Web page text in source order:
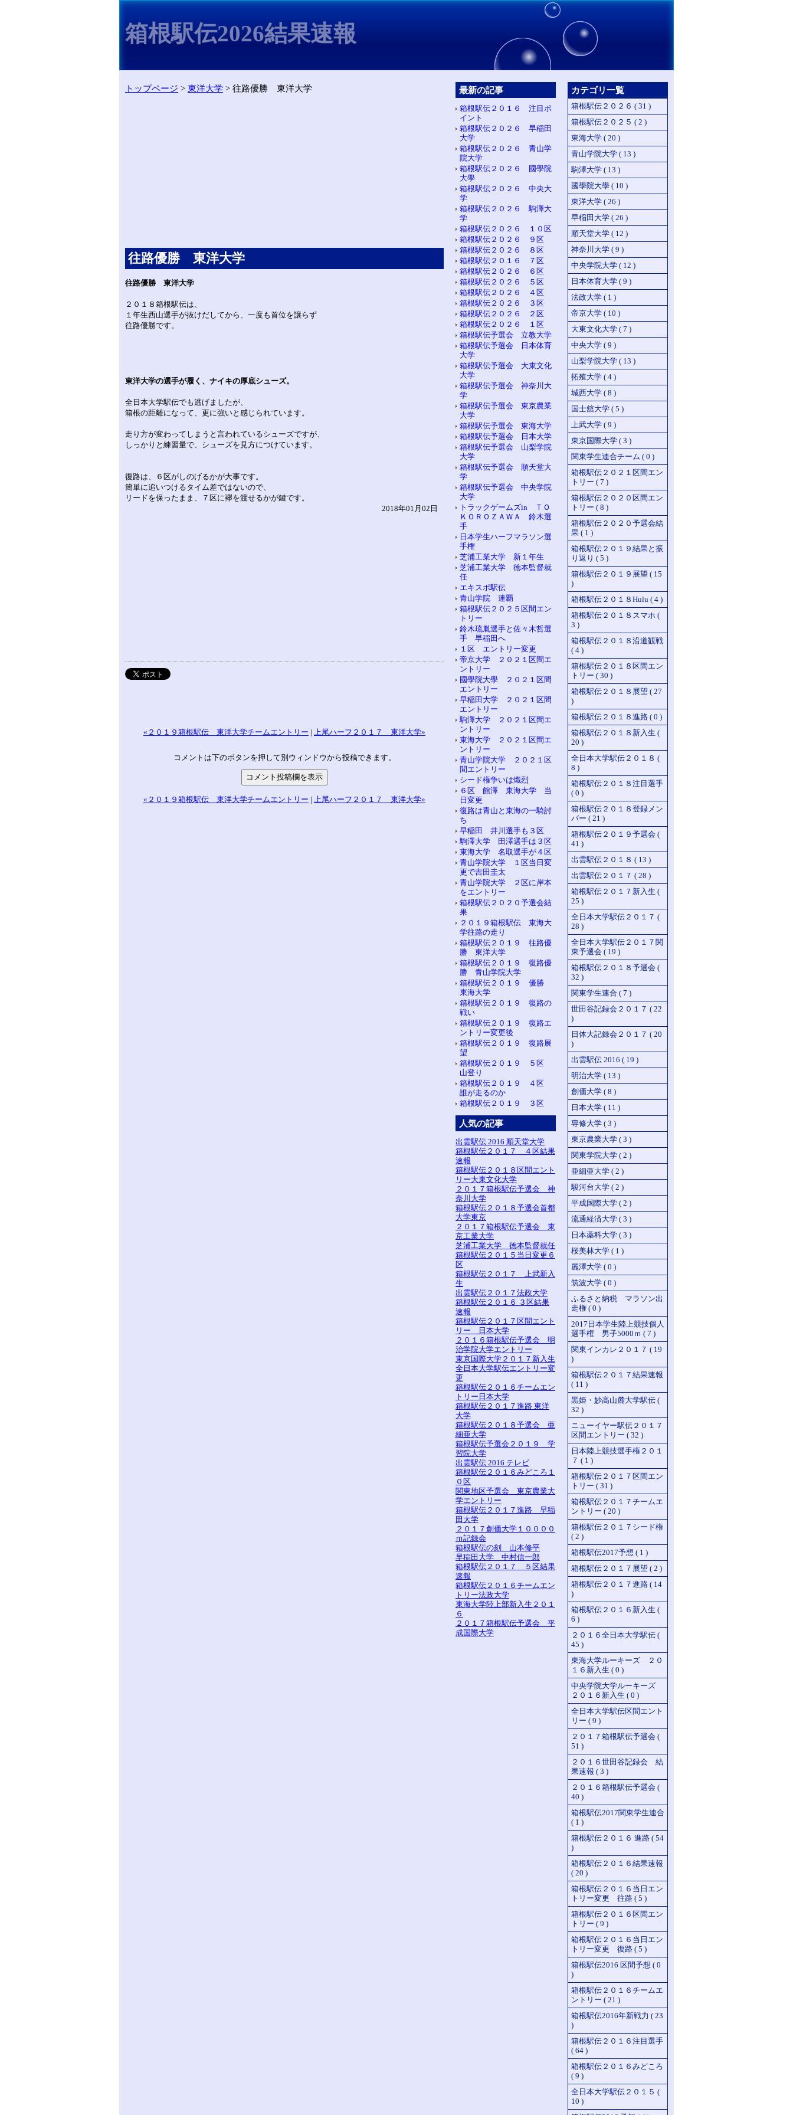
箱根駅伝2026結果速報
トップページ > 東洋大学 > 往路優勝 東洋大学
往路優勝 東洋大学
往路優勝 東洋大学
２０１８箱根駅伝は、
１年生西山選手が抜けだしてから、一度も首位を譲らず
往路優勝です。
東洋大学の選手が履く、ナイキの厚底シューズ。
全日本大学駅伝でも逃げましたが、
箱根の距離になって、更に強いと感じられています。
走り方が変わってしまうと言われているシューズですが、
しっかりと練習量で、シューズを見方につけています。
復路は、６区がしのげるかが大事です。
簡単に追いつけるタイム差ではないので、
リードを保ったまま、７区に襷を渡せるかが鍵です。
2018年01月02日
«２０１９箱根駅伝 東洋大学チームエントリー | 上尾ハーフ２０１７ 東洋大学»
コメントは下のボタンを押して別ウィンドウから投稿できます。
«２０１９箱根駅伝 東洋大学チームエントリー | 上尾ハーフ２０１７ 東洋大学»
最新の記事
箱根駅伝２０１６ 注目ポ
イント
箱根駅伝２０２６ 早稲田
大学
箱根駅伝２０２６ 青山学
院大学
箱根駅伝２０２６ 國學院
大學
箱根駅伝２０２６ 中央大
学
箱根駅伝２０２６ 駒澤大
学
箱根駅伝２０２６ １０区
箱根駅伝２０２６ ９区
箱根駅伝２０２６ ８区
箱根駅伝２０１６ ７区
箱根駅伝２０２６ ６区
箱根駅伝２０２６ ５区
箱根駅伝２０２６ ４区
箱根駅伝２０２６ ３区
箱根駅伝２０２６ ２区
箱根駅伝２０２６ １区
箱根駅伝予選会 立教大学
箱根駅伝予選会 日本体育
大学
箱根駅伝予選会 大東文化
大学
箱根駅伝予選会 神奈川大
学
箱根駅伝予選会 東京農業
大学
箱根駅伝予選会 東海大学
箱根駅伝予選会 日本大学
箱根駅伝予選会 山梨学院
大学
箱根駅伝予選会 順天堂大
学
箱根駅伝予選会 中央学院
大学
トラックゲームズin ＴＯ
ＫＯＲＯＺＡＷＡ 鈴木選
手
日本学生ハーフマラソン選
手権
芝浦工業大学 新１年生
芝浦工業大学 徳本監督就
任
エキスポ駅伝
青山学院 連覇
箱根駅伝２０２５区間エン
トリー
鈴木琉胤選手と佐々木哲選
手 早稲田へ
１区 エントリー変更
帝京大学 ２０２１区間エ
ントリー
國學院大學 ２０２１区間
エントリー
早稲田大学 ２０２１区間
エントリー
駒澤大学 ２０２１区間エ
ントリー
東海大学 ２０２１区間エ
ントリー
青山学院大学 ２０２１区
間エントリー
シード権争いは熾烈
６区 館澤 東海大学 当
日変更
復路は青山と東海の一騎討
ち
早稲田 井川選手も３区
駒澤大学 田澤選手は３区
東海大学 名取選手が４区
青山学院大学 １区当日変
更で吉田圭太
青山学院大学 ２区に岸本
をエントリー
箱根駅伝２０２０予選会結
果
２０１９箱根駅伝 東海大
学往路の走り
箱根駅伝２０１９ 往路優
勝 東洋大学
箱根駅伝２０１９ 復路優
勝 青山学院大学
箱根駅伝２０１９ 優勝
東海大学
箱根駅伝２０１９ 復路の
戦い
箱根駅伝２０１９ 復路エ
ントリー変更後
箱根駅伝２０１９ 復路展
望
箱根駅伝２０１９ ５区
山登り
箱根駅伝２０１９ ４区
誰が走るのか
箱根駅伝２０１９ ３区
人気の記事
出雲駅伝 2016 順天堂大学
箱根駅伝２０１７ ４区結果
速報
箱根駅伝２０１８区間エント
リー大東文化大学
２０１７箱根駅伝予選会 神
奈川大学
箱根駅伝２０１８予選会首都
大学東京
２０１７箱根駅伝予選会 東
京工業大学
芝浦工業大学 徳本監督就任
箱根駅伝２０１５当日変更６
区
箱根駅伝２０１７ 上武新入
生
出雲駅伝２０１７法政大学
箱根駅伝２０１６ ３区結果
速報
箱根駅伝２０１７区間エント
リー 日本大学
２０１６箱根駅伝予選会 明
治学院大学エントリー
東京国際大学２０１７新入生
全日本大学駅伝エントリー変
更
箱根駅伝２０１６チームエン
トリー日本大学
箱根駅伝２０１７進路 東洋
大学
箱根駅伝２０１８予選会 亜
細亜大学
箱根駅伝予選会２０１９ 学
習院大学
出雲駅伝 2016 テレビ
箱根駅伝２０１６みどころ１
０区
関東地区予選会 東京農業大
学エントリー
箱根駅伝２０１７進路 早稲
田大学
２０１７創価大学１００００
ｍ記録会
箱根駅伝の刻 山本修平
早稲田大学 中村信一郎
箱根駅伝２０１７ ５区結果
速報
箱根駅伝２０１６チームエン
トリー法政大学
東海大学陸上部新入生２０１
６
２０１７箱根駅伝予選会 平
成国際大学
カテゴリ一覧
箱根駅伝２０２６ ( 31 )
箱根駅伝２０２５ ( 2 )
東海大学 ( 20 )
青山学院大学 ( 13 )
駒澤大学 ( 13 )
國學院大學 ( 10 )
東洋大学 ( 26 )
早稲田大学 ( 26 )
順天堂大学 ( 12 )
神奈川大学 ( 9 )
中央学院大学 ( 12 )
日本体育大学 ( 9 )
法政大学 ( 1 )
帝京大学 ( 10 )
大東文化大学 ( 7 )
中央大学 ( 9 )
山梨学院大学 ( 13 )
拓殖大学 ( 4 )
城西大学 ( 8 )
国士舘大学 ( 5 )
上武大学 ( 9 )
東京国際大学 ( 3 )
関東学生連合チーム ( 0 )
箱根駅伝２０２１区間エン
トリー ( 7 )
箱根駅伝２０２０区間エン
トリー ( 8 )
箱根駅伝２０２０予選会結
果 ( 1 )
箱根駅伝２０１９結果と振
り返り ( 5 )
箱根駅伝２０１９展望 ( 15
)
箱根駅伝２０１８Hulu ( 4 )
箱根駅伝２０１８スマホ (
3 )
箱根駅伝２０１８沿道観戦
( 4 )
箱根駅伝２０１８区間エン
トリー ( 30 )
箱根駅伝２０１８展望 ( 27
)
箱根駅伝２０１８進路 ( 0 )
箱根駅伝２０１８新入生 (
20 )
全日本大学駅伝２０１８ (
8 )
箱根駅伝２０１８注目選手
( 0 )
箱根駅伝２０１８登録メン
バー ( 21 )
箱根駅伝２０１９予選会 (
41 )
出雲駅伝２０１８ ( 13 )
出雲駅伝２０１７ ( 28 )
箱根駅伝２０１７新入生 (
25 )
全日本大学駅伝２０１７ (
28 )
全日本大学駅伝２０１７関
東予選会 ( 19 )
箱根駅伝２０１８予選会 (
32 )
関東学生連合 ( 7 )
世田谷記録会２０１７ ( 22
)
日体大記録会２０１７ ( 20
)
出雲駅伝 2016 ( 19 )
明治大学 ( 13 )
創価大学 ( 8 )
日本大学 ( 11 )
専修大学 ( 3 )
東京農業大学 ( 3 )
関東学院大学 ( 2 )
亜細亜大学 ( 2 )
駿河台大学 ( 2 )
平成国際大学 ( 2 )
流通経済大学 ( 3 )
日本薬科大学 ( 3 )
桜美林大学 ( 1 )
麗澤大学 ( 0 )
筑波大学 ( 0 )
ふるさと納税 マラソン出
走権 ( 0 )
2017日本学生陸上競技個人
選手権 男子5000ｍ ( 7 )
関東インカレ２０１７ ( 19
)
箱根駅伝２０１７結果速報
( 11 )
黒姫・妙高山麓大学駅伝 (
32 )
ニューイヤー駅伝２０１７
区間エントリー ( 32 )
日本陸上競技選手権２０１
７ ( 1 )
箱根駅伝２０１７区間エン
トリー ( 31 )
箱根駅伝２０１７チームエ
ントリー ( 20 )
箱根駅伝２０１７シード権
( 2 )
箱根駅伝2017予想 ( 1 )
箱根駅伝２０１７展望 ( 2 )
箱根駅伝２０１７進路 ( 14
)
箱根駅伝２０１６新入生 (
6 )
２０１６全日本大学駅伝 (
45 )
東海大学ルーキーズ ２０
１６新入生 ( 0 )
中央学院大学ルーキーズ
２０１６新入生 ( 0 )
全日本大学駅伝区間エント
リー ( 9 )
２０１７箱根駅伝予選会 (
51 )
２０１６世田谷記録会 結
果速報 ( 3 )
２０１６箱根駅伝予選会 (
40 )
箱根駅伝2017関東学生連合
( 1 )
箱根駅伝２０１６ 進路 ( 54
)
箱根駅伝２０１６結果速報
( 20 )
箱根駅伝２０１６当日エン
トリー変更 往路 ( 5 )
箱根駅伝２０１６区間エン
トリー ( 9 )
箱根駅伝２０１６当日エン
トリー変更 復路 ( 5 )
箱根駅伝2016 区間予想 ( 0
)
箱根駅伝２０１６チームエ
ントリー ( 21 )
箱根駅伝2016年新戦力 ( 23
)
箱根駅伝２０１６注目選手
( 64 )
箱根駅伝２０１６みどころ
( 9 )
全日本大学駅伝２０１５ (
10 )